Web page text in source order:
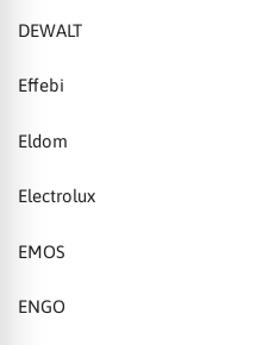
DEWALT
Effebi
Eldom
Electrolux
EMOS
ENGO